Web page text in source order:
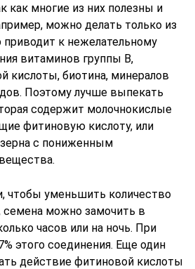
как многие из них полезны и
можно делать только из
приводит к нежелательному
витаминов группы В,
кислоты, биотина, минералов
Поэтому лучше выпекать
содержит молочнокислые
фитиновую кислоту, или
зерна с пониженным
чтобы уменьшить количество
можно замочить в
часов или на ночь. При
этого соединения. Еще один
действие фитиновой кислоты